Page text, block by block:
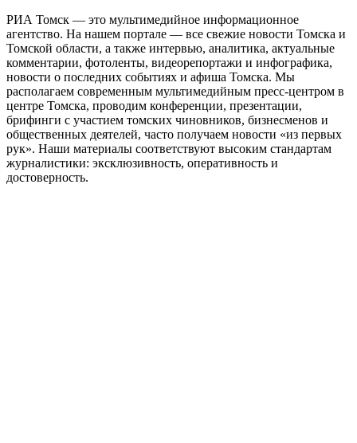
РИА Томск — это мультимедийное информационное
агентство. На нашем портале — все свежие новости Томска и
Томской области, а также интервью, аналитика, актуальные
комментарии, фотоленты, видеорепортажи и инфографика,
новости о последних событиях и афиша Томска. Мы
располагаем современным мультимедийным пресс-центром в
центре Томска, проводим конференции, презентации,
брифинги с участием томских чиновников, бизнесменов и
общественных деятелей, часто получаем новости «из первых
рук». Наши материалы соответствуют высоким стандартам
журналистики: эксклюзивность, оперативность и
достоверность.